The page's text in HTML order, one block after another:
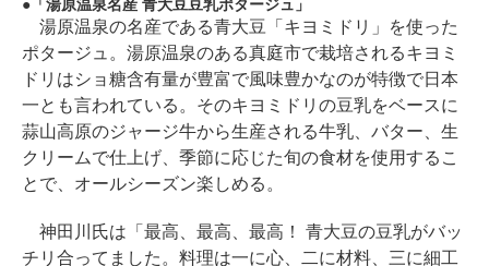
「湯原温泉名産 青大豆豆乳ポタージュ」
湯原温泉の名産である青大豆「キヨミドリ」を使った
ポタージュ。湯原温泉のある真庭市で栽培されるキヨミ
ドリはショ糖含有量が豊富で風味豊かなのが特徴で日本
一とも言われている。そのキヨミドリの豆乳をベースに
蒜山高原のジャージ牛から生産される牛乳、バター、生
クリームで仕上げ、季節に応じた旬の食材を使用するこ
とで、オールシーズン楽しめる。
神田川氏は「最高、最高、最高！ 青大豆の豆乳がバッ
チリ合ってました。料理は一に心、二に材料、三に細工